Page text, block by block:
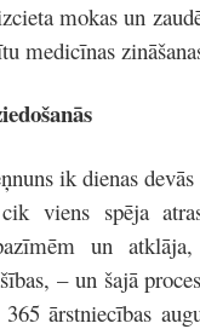
mokas un
medicīnas
ik dienas
viens spēja
un
– un šajā
ārstniecības